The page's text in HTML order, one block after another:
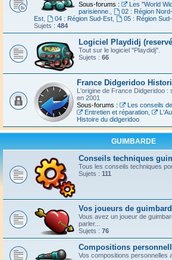
Sous-forums :
Les "World
parisienne.
02 : Région
Est
04 : Région Sud-Est,
05 : Région
Sujets : 484
Logiciel Playdidj
Tout sur le logiciel "Playdidj".
Sujets : 66
France Didgeridoo
L'origine de France Didgeridoo
en 2001
Sous-forums :
Les conseils
Entretien et réparation,
Histoire du didgeridoo
GUIMBARDE
Conseils techniques
Tous les conseils techniques
Sujets : 111
Vos joueurs de
Vous avez un joueur de
parler...
Sujets : 76
Compositions
Vos compositions personnelles